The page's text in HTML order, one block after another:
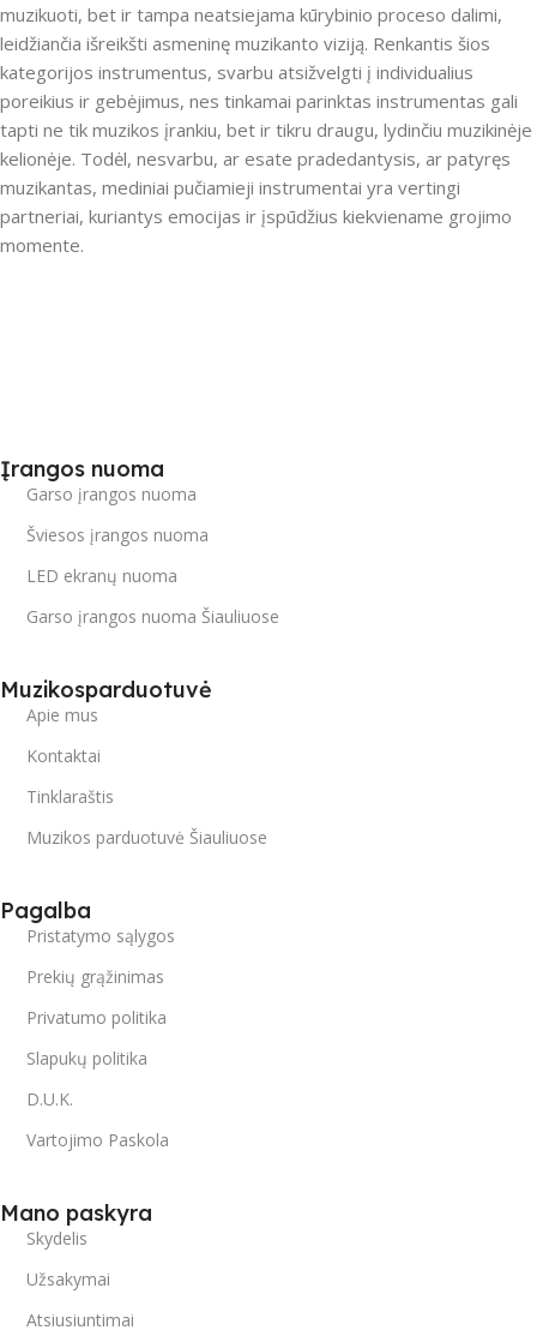
muzikuoti, bet ir tampa neatsiejama kūrybinio proceso dalimi,
leidžiančia išreikšti asmeninę muzikanto viziją. Renkantis šios
kategorijos instrumentus, svarbu atsižvelgti į individualius
poreikius ir gebėjimus, nes tinkamai parinktas instrumentas gali
tapti ne tik muzikos įrankiu, bet ir tikru draugu, lydinčiu muzikinėje
kelionėje. Todėl, nesvarbu, ar esate pradedantysis, ar patyręs
muzikantas, mediniai pučiamieji instrumentai yra vertingi
partneriai, kuriantys emocijas ir įspūdžius kiekviename grojimo
momente.
Įrangos nuoma
Garso įrangos nuoma
Šviesos įrangos nuoma
LED ekranų nuoma
Garso įrangos nuoma Šiauliuose
Muzikosparduotuvė
Apie mus
Kontaktai
Tinklaraštis
Muzikos parduotuvė Šiauliuose
Pagalba
Pristatymo sąlygos
Prekių grąžinimas
Privatumo politika
Slapukų politika
D.U.K.
Vartojimo Paskola
Mano paskyra
Skydelis
Užsakymai
Atsiusiuntimai